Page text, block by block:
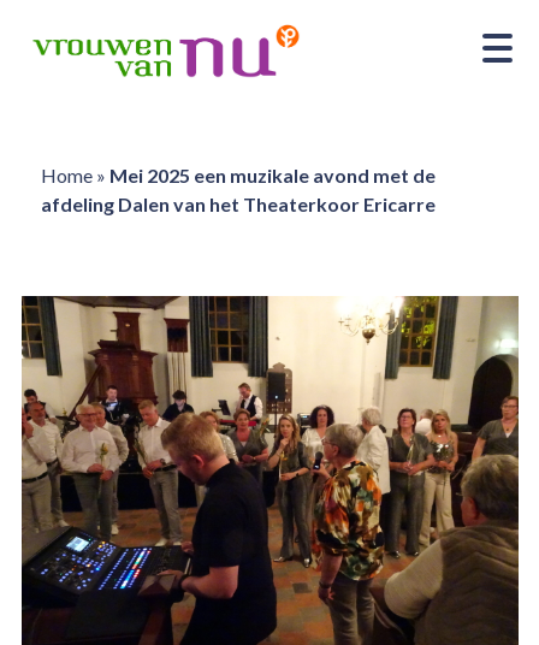
Home» Mei 2025 een muzikale avond met de
afdeling Dalen van het Theaterkoor Ericarre